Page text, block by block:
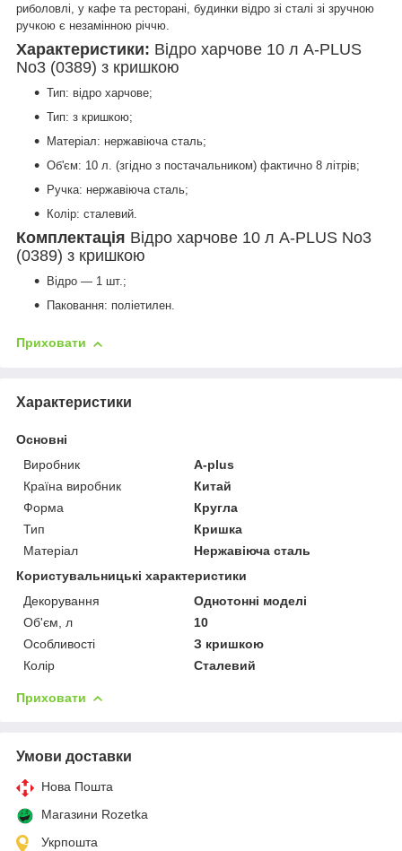
риболовлі, у кафе та ресторані, будинки відро зі сталі зі зручною
ручкою є незамінною річчю.
Характеристики: Відро харчове 10 л A-PLUS
No3 (0389) з кришкою
Тип: відро харчове;
Тип: з кришкою;
Матеріал: нержавіюча сталь;
Об'єм: 10 л. (згідно з постачальником) фактично 8 літрів;
Ручка: нержавіюча сталь;
Колір: сталевий.
Комплектація Відро харчове 10 л A-PLUS No3
(0389) з кришкою
Відро — 1 шт.;
Паковання: поліетилен.
Приховати
Характеристики
Основні
Виробник
A-plus
Країна виробник
Китай
Форма
Кругла
Тип
Кришка
Матеріал
Нержавіюча сталь
Користувальницькі характеристики
Декорування
Однотонні моделі
Об'єм, л
10
Особливості
З кришкою
Колір
Сталевий
Приховати
Умови доставки
Нова Пошта
Магазини Rozetka
Укрпошта